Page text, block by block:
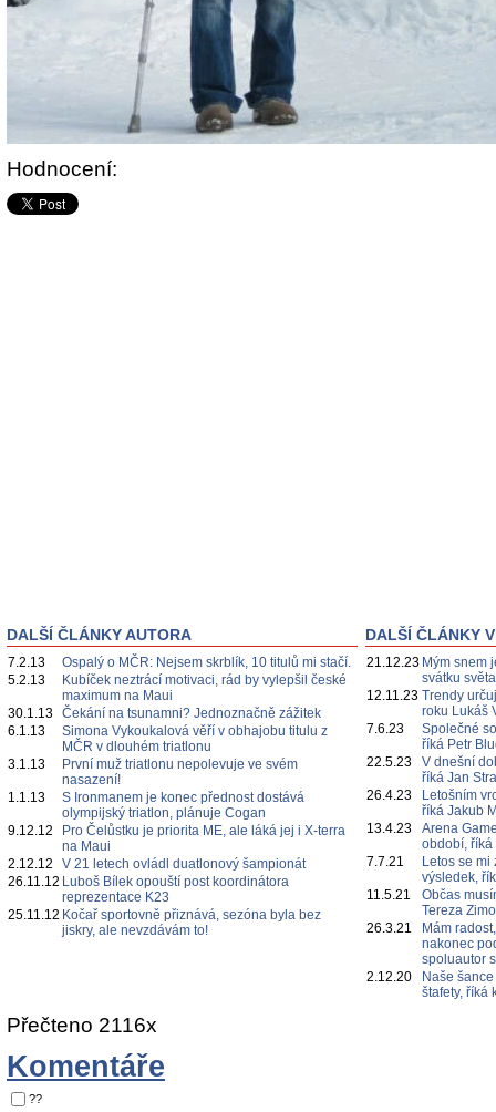
Hodnocení:
DALŠÍ ČLÁNKY AUTORA
7.2.13
Ospalý o MČR: Nejsem skrblík, 10 titulů mi stačí.
5.2.13
Kubíček neztrácí motivaci, rád by vylepšil české
maximum na Maui
30.1.13 Čekání na tsunamni? Jednoznačně zážitek
6.1.13
Simona Vykoukalová věří v obhajobu titulu z
MČR v dlouhém triatlonu
3.1.13
První muž triatlonu nepolevuje ve svém
nasazení!
1.1.13
S Ironmanem je konec přednost dostává
olympijský triatlon, plánuje Cogan
9.12.12
Pro Čelůstku je priorita ME, ale láká jej i X-terra
na Maui
2.12.12
V 21 letech ovládl duatlonový šampionát
26.11.12 Luboš Bílek opouští post koordinátora
reprezentace K23
25.11.12 Kočař sportovně přiznává, sezóna byla bez
jiskry, ale nevzdávám to!
DALŠÍ ČLÁNKY
21.12.23 Mým snem
svátku
12.11.23 Trendy
roku Lukáš
7.6.23
Společné
říká Petr
22.5.23
V dnešní
říká Jan
26.4.23
Letošním
říká Jakub
13.4.23
Arena
období,
7.7.21
Letos se
výsledek,
11.5.21
Občas
Tereza
26.3.21
Mám
nakonec
spoluautor
2.12.20
Naše
štafety, říká
Přečteno 2116x
Komentáře
??